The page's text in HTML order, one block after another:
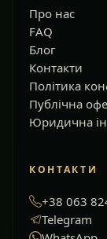
Про нас
FAQ
Блог
Контакти
Політика
Публічна
Юридична
КОНТАКТИ
+38 063
Telegram